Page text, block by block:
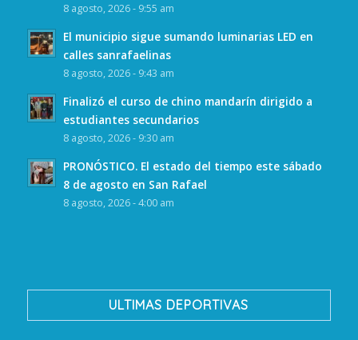
8 agosto, 2026 - 9:55 am
El municipio sigue sumando luminarias LED en
calles sanrafaelinas
8 agosto, 2026 - 9:43 am
Finalizó el curso de chino mandarín dirigido a
estudiantes secundarios
8 agosto, 2026 - 9:30 am
PRONÓSTICO. El estado del tiempo este sábado
8 de agosto en San Rafael
8 agosto, 2026 - 4:00 am
ULTIMAS DEPORTIVAS